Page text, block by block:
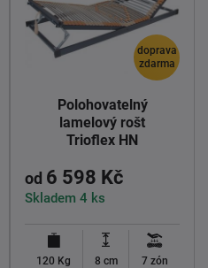
doprava
zdarma
Polohovatelný
lamelový rošt
Trioflex HN
od 6 598 Kč
Skladem 4 ks
120 Kg 8 cm 7 zón